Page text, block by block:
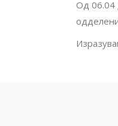
Од 06.04